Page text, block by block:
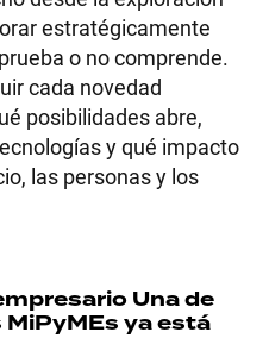
estratégicamente
o no comprende.
cada novedad
posibilidades abre,
y qué impacto
las personas y los
Una de
ya está